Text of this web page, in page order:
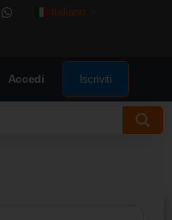
Italiano
Accedi Iscriviti